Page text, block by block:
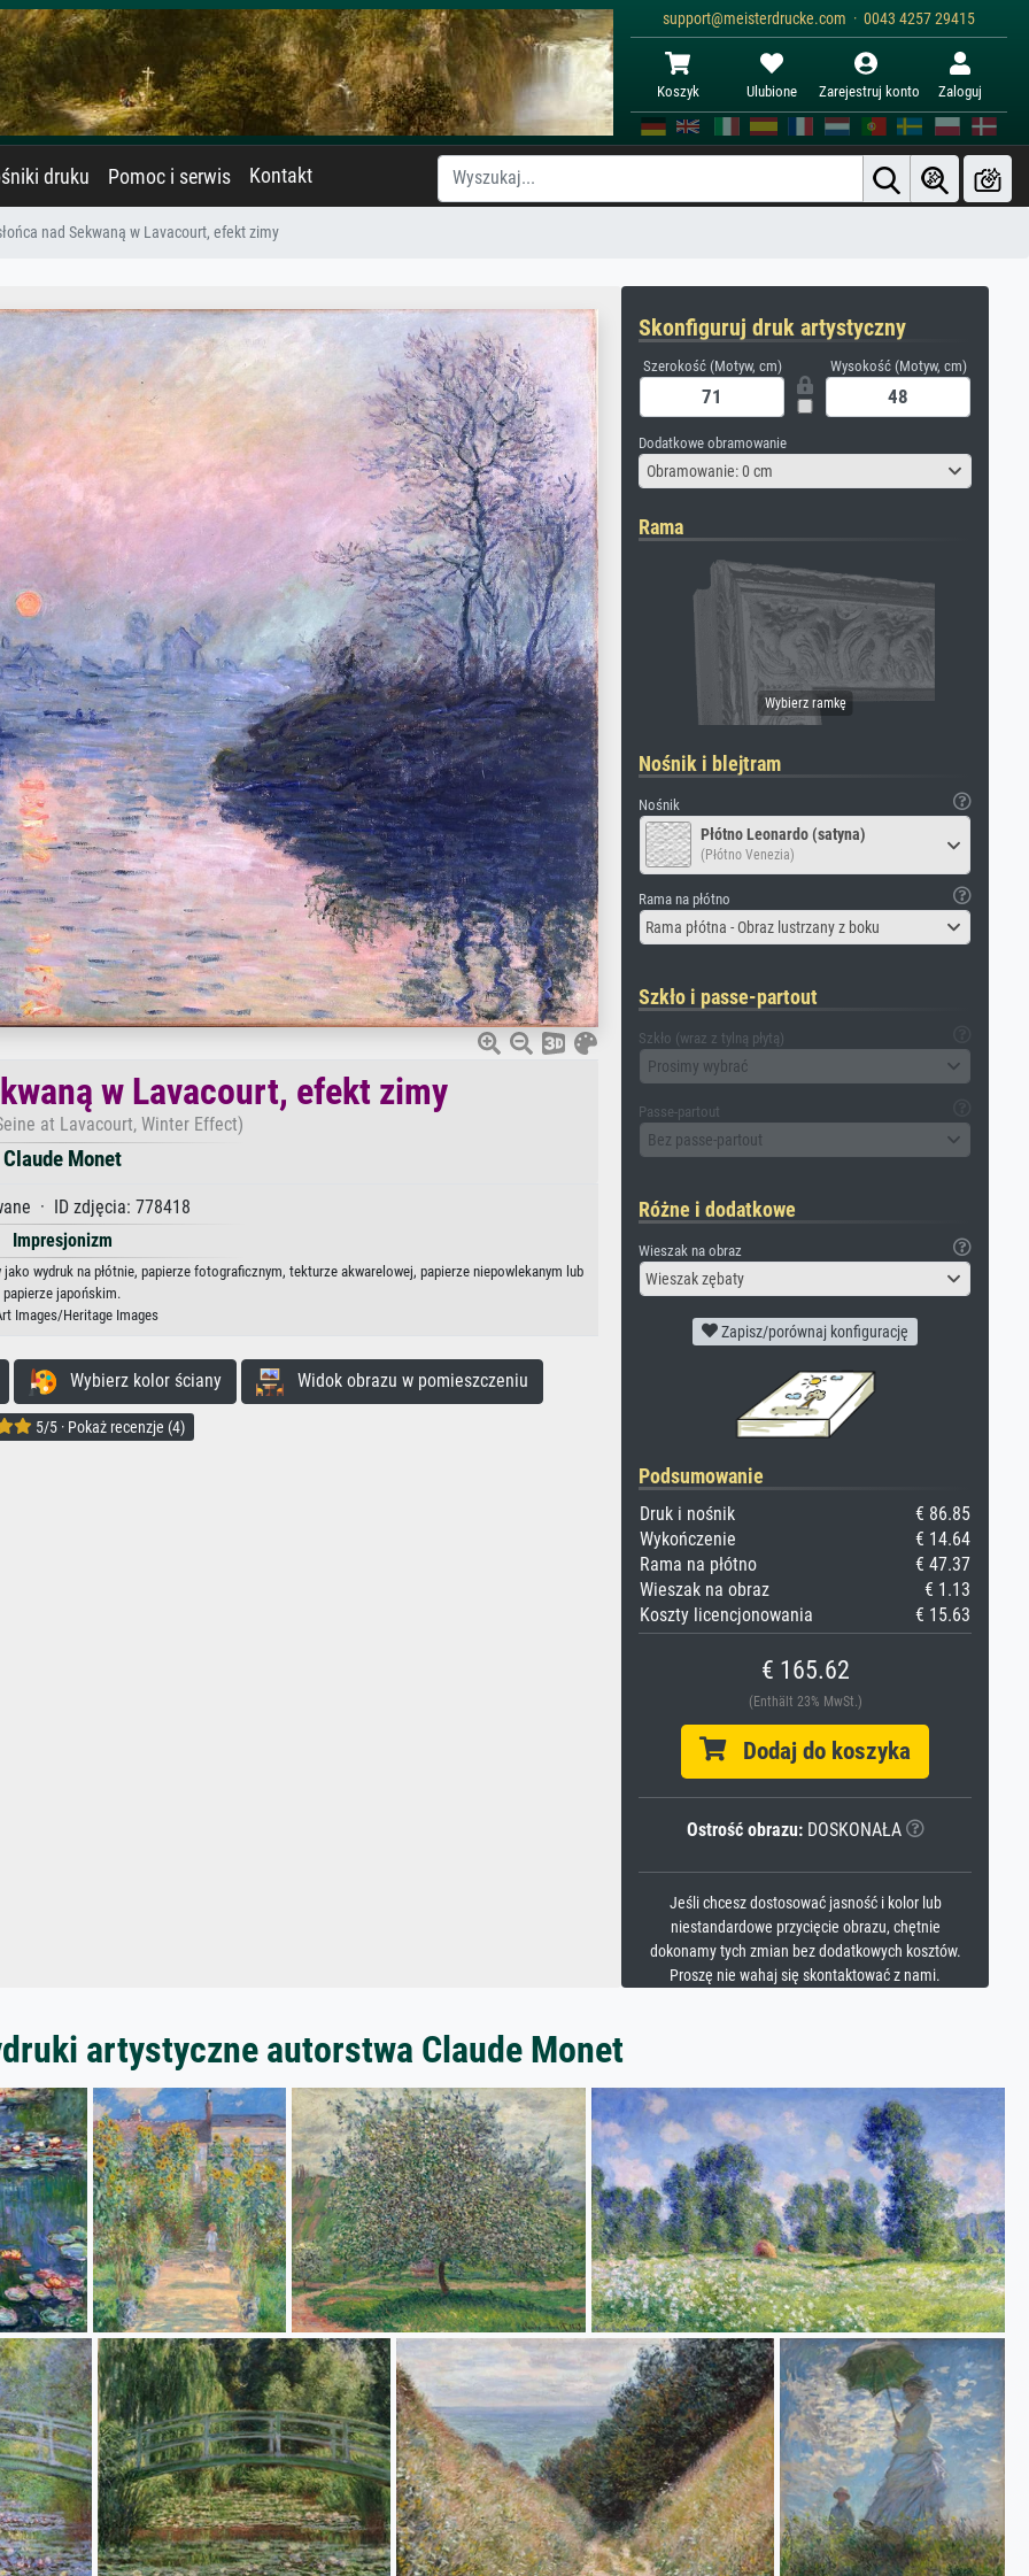
support@meisterdrucke.com · 0043 4257 29415
Koszyk Ulubione Zarejestruj konto Zaloguj
druku Pomoc i serwis Kontakt
nad Sekwaną w Lavacourt, efekt zimy
w Lavacourt, efekt zimy
at Lavacourt, Winter Effect)
Claude Monet
· ID zdjęcia: 778418
Impresjonizm
wydruk na płótnie, papierze fotograficznym, tekturze akwarelowej, papierze niepowlekanym lub
papierze japońskim.
Images/Heritage Images
Wybierz kolor ściany Widok obrazu w pomieszczeniu
5/5 · Pokaż recenzje (4)
Skonfiguruj druk artystyczny
Szerokość (Motyw, cm) Wysokość (Motyw, cm)
Dodatkowe obramowanie
Obramowanie: 0 cm
Rama
Nośnik i blejtram
Nośnik
Płótno Leonardo (satyna)
(Płótno Venezia)
Rama na płótno
Rama płótna - Obraz lustrzany z boku
Szkło i passe-partout
Szkło (wraz z tylną płytą)
Prosimy wybrać
Passe-partout
Bez passe-partout
Różne i dodatkowe
Wieszak na obraz
Wieszak zębaty
Zapisz/porównaj konfigurację
Podsumowanie
Druk i nośnik
€ 86.85
Wykończenie
€ 14.64
Rama na płótno
€ 47.37
Wieszak na obraz
€ 1.13
Koszty licencjonowania
€ 15.63
€ 165.62
(Enthält 23% MwSt.)
Dodaj do koszyka
Ostrość obrazu:DOSKONAŁA
Jeśli chcesz dostosować jasność i kolor lub
niestandardowe przycięcie obrazu, chętnie
dokonamy tych zmian bez dodatkowych kosztów.
Proszę nie wahaj się skontaktować z nami.
artystyczne autorstwa Claude Monet